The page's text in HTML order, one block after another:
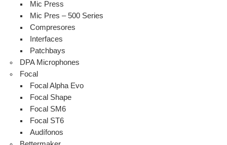
Mic Press
Mic Pres – 500 Series
Compresores
Interfaces
Patchbays
DPA Microphones
Focal
Focal Alpha Evo
Focal Shape
Focal SM6
Focal ST6
Audífonos